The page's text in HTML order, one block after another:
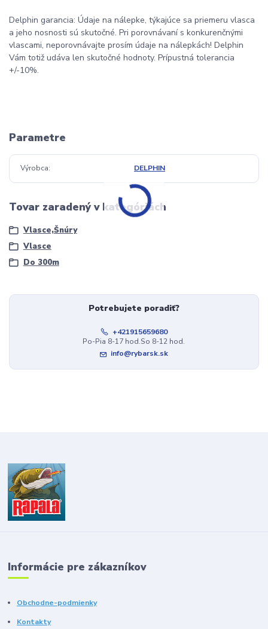
Delphin garancia: Údaje na nálepke, týkajúce sa priemeru vlasca
a jeho nosnosti sú skutočné. Pri porovnávaní s konkurenčnými
vlascami, neporovnávajte prosím údaje na nálepkách! Delphin
Vám totiž udáva len skutočné hodnoty. Prípustná tolerancia
+/-10%.
Parametre
Výrobca DELPHIN
Tovar zaradený v kategóriách
Vlasce,Šnúry
Vlasce
Do 300m
Potrebujete poradiť?
+421915659680
Po-Pia 8-17 hod.So 8-12 hod.
info@rybarsk.sk
Informácie pre zákazníkov
Obchodne-podmienky
Kontakty